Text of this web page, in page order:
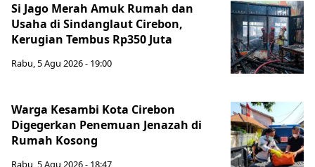
Si Jago Merah Amuk Rumah dan
Usaha di Sindanglaut Cirebon,
Kerugian Tembus Rp350 Juta
Rabu, 5 Agu 2026 - 19:00
Warga Kesambi Kota Cirebon
Digegerkan Penemuan Jenazah di
Rumah Kosong
Rabu, 5 Agu 2026 - 18:47